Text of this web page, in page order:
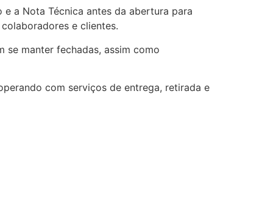
a Nota Técnica antes da abertura para
e clientes.
se manter fechadas, assim como
com serviços de entrega, retirada e